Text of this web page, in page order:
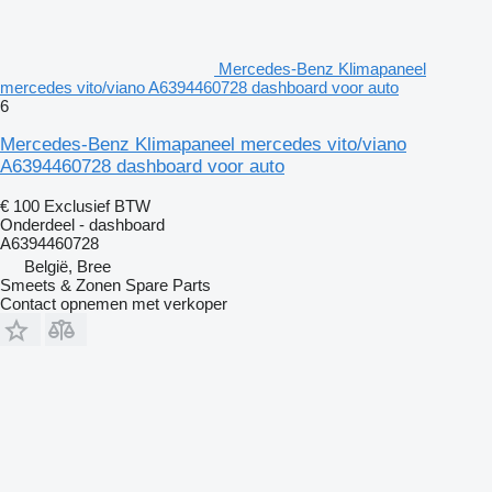
Mercedes-Benz Klimapaneel
mercedes vito/viano A6394460728 dashboard voor auto
6
Mercedes-Benz Klimapaneel mercedes vito/viano
A6394460728 dashboard voor auto
€ 100 Exclusief BTW
Onderdeel - dashboard
A6394460728
België, Bree
Smeets & Zonen Spare Parts
Contact opnemen met verkoper